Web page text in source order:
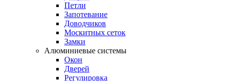
Петли
Запотевание
Доводчиков
Москитных сеток
Замки
Алюминиевые системы
Окон
Дверей
Регулировка